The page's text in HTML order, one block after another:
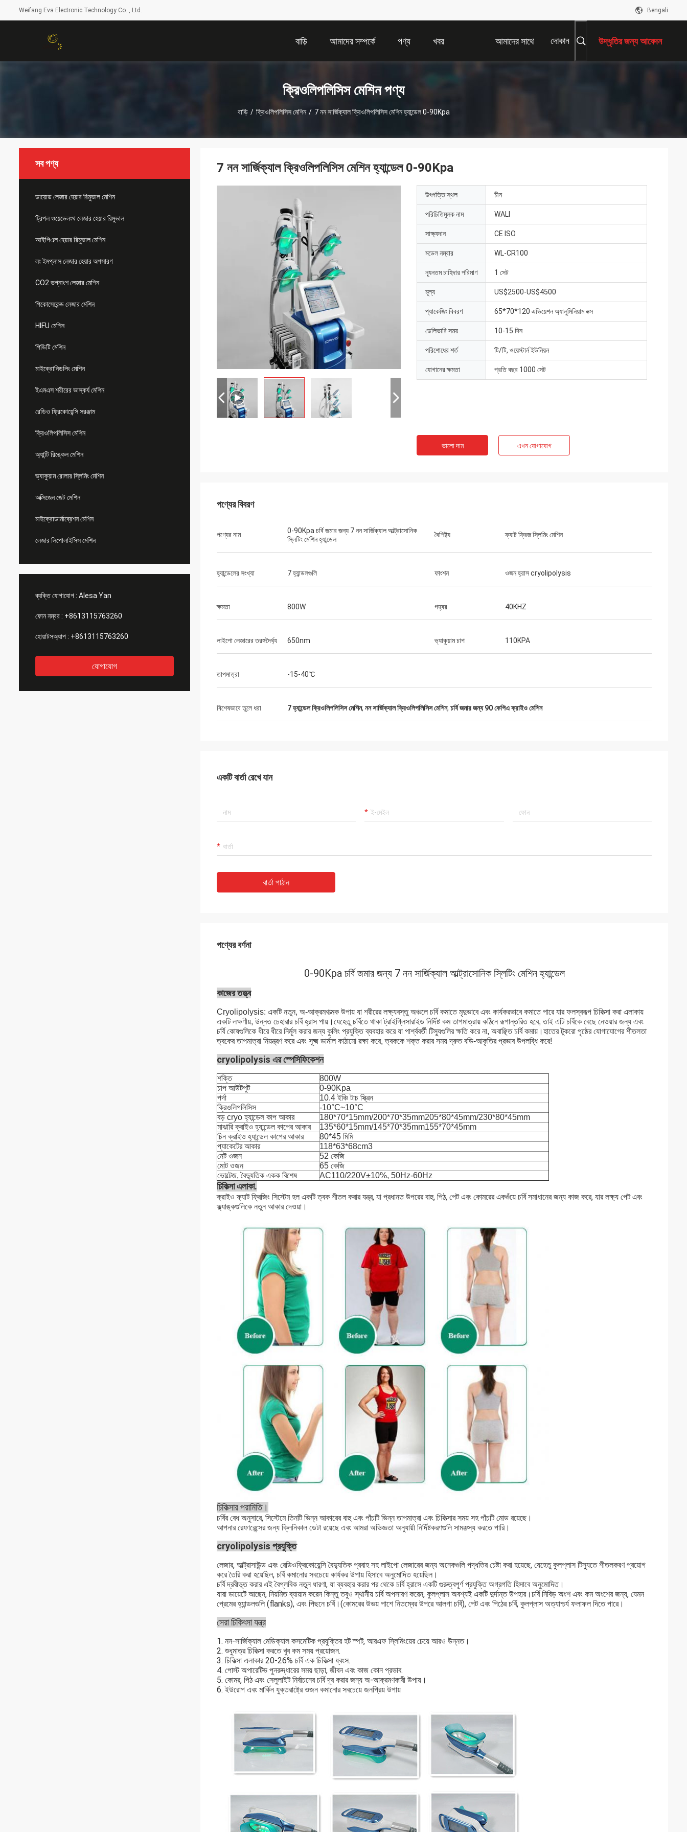
Weifang Eva Electronic Technology Co. , Ltd. Bengali
বাড়ি আমাদের সম্পর্কে পণ্য খবর আমাদের সাথে দোকান উদ্ধৃতির জন্য আবেদন
ক্রিওলিপলিসিস মেশিন পণ্য
বাড়ি / ক্রিওলিপলিসিস মেশিন / 7 নন সার্জিক্যাল ক্রিওলিপলিসিস মেশিন হ্যান্ডেল 0-90Kpa
সব পণ্য
ডায়োড লেজার হেয়ার রিমুভাল মেশিন
ট্রিপল ওয়েভেলংথ লেজার হেয়ার রিমুভাল
আইপিএল হেয়ার রিমুভাল মেশিন
লং ইমপ্লাস লেজার হেয়ার অপসারণ
CO2 ভগ্নাংশ লেজার মেশিন
পিকোসেকেন্ড লেজার মেশিন
HIFU মেশিন
পিডিটি মেশিন
মাইক্রোনিডলিং মেশিন
ইএমএস শরীরের ভাস্কর্য মেশিন
রেডিও ফ্রিকোয়েন্সি সরঞ্জাম
ক্রিওলিপলিসিস মেশিন
অ্যান্টি রিঙ্কেল মেশিন
ভ্যাকুয়াম রোলার স্লিমিং মেশিন
অক্সিজেন জেট মেশিন
মাইক্রোডার্মাব্রেশন মেশিন
লেজার লিপোলাইসিস মেশিন
ব্যক্তি যোগাযোগ : Alesa Yan
ফোন নম্বর : +8613115763260
হোয়াটসঅ্যাপ : +8613115763260
যোগাযোগ
7 নন সার্জিক্যাল ক্রিওলিপলিসিস মেশিন হ্যান্ডেল 0-90Kpa
উৎপত্তি স্থল চীন
পরিচিতিমুলক নাম WALI
সাক্ষ্যদান CE ISO
মডেল নম্বার WL-CR100
ন্যূনতম চাহিদার পরিমাণ 1 সেট
মূল্য US$2500-US$4500
প্যাকেজিং বিবরণ 65*70*120 এভিয়েশন অ্যালুমিনিয়াম বক্স
ডেলিভারি সময় 10-15 দিন
পরিশোধের শর্ত টি/টি, ওয়েস্টার্ন ইউনিয়ন
যোগানের ক্ষমতা প্রতি বছর 1000 সেট
ভালো দাম এখন যোগাযোগ
পণ্যের বিবরণ
পণ্যের নাম
0-90Kpa চর্বি জমার জন্য 7 নন সার্জিক্যাল আল্ট্রাসোনিক
স্লিটিং মেশিন হ্যান্ডেল
বৈশিষ্ট্য ফ্যাট ফ্রিজ স্লিমিং মেশিন
হ্যান্ডেলের সংখ্যা 7 হ্যান্ডলগুলি ফাংশন ওজন হ্রাস cryolipolysis
ক্ষমতা 800W গহ্বর 40KHZ
লাইপো লেজারের তরঙ্গদৈর্ঘ্য 650nm ভ্যাকুয়াম চাপ 110KPA
তাপমাত্রা -15-40℃
বিশেষভাবে তুলে ধরা 7 হ্যান্ডেল ক্রিওলিপলিসিস মেশিন, নন সার্জিক্যাল ক্রিওলিপলিসিস মেশিন, চর্বি জমার জন্য 90 কেপিএ ক্রাইও মেশিন
একটি বার্তা রেখে যান
বার্তা পাঠান
পণ্যের বর্ণনা
0-90Kpa চর্বি জমার জন্য 7 নন সার্জিক্যাল আল্ট্রাসোনিক স্লিটিং মেশিন হ্যান্ডেল
কাজের তত্ত্ব
Cryolipolysis: একটি নতুন, অ-আক্রমণাত্মক উপায় যা শরীরের লক্ষ্যবস্তু অঞ্চলে চর্বি কমাতে মৃদুভাবে এবং কার্যকরভাবে কমাতে পারে যার ফলস্বরূপ চিকিত্সা করা এলাকায়
একটি লক্ষণীয়, উন্নত চেহারার চর্বি হ্রাস পায়।যেহেতু চর্বিতে থাকা ট্রাইগ্লিসারাইড নির্দিষ্ট কম তাপমাত্রায় কঠিনে রূপান্তরিত হবে, তাই এটি চর্বিকে বেছে নেওয়ার জন্য এবং
চর্বি কোষগুলিকে ধীরে ধীরে নির্মূল করার জন্য কুলিং প্রযুক্তি ব্যবহার করে যা পার্শ্ববর্তী টিস্যুগুলির ক্ষতি করে না, অবাঞ্ছিত চর্বি কমায়।হাতের টুকরো পৃষ্ঠের যোগাযোগের শীতলতা
ত্বকের তাপমাত্রা নিয়ন্ত্রণ করে এবং সূক্ষ্ম ডার্মাল কাঠামো রক্ষা করে, ত্বককে শক্ত করার সময় দ্রুত বডি-আকৃতির প্রভাব উপলব্ধি করে!
cryolipolysis এর স্পেসিফিকেশন
শক্তি
800W
চাপ আউটপুট
0-90Kpa
পর্দা
10.4 ইঞ্চি টাচ স্ক্রিন
ক্রিওলিপলিসিস
-10°C~10°C
বড় cryo হ্যান্ডেল কাপ আকার
180*70*15mm/200*70*35mm205*80*45mm/230*80*45mm
মাঝারি ক্রাইও হ্যান্ডেল কাপের আকার
135*60*15mm/145*70*35mm155*70*45mm
চিন ক্রাইও হ্যান্ডেল কাপের আকার
80*45 মিমি
প্যাকেটের আকার
118*63*68cm3
নেট ওজন
52 কেজি
মোট ওজন
65 কেজি
ভোল্টেজ, বৈদ্যুতিক একক বিশেষ
AC110/220V±10%, 50Hz-60Hz
চিকিত্সা এলাকা.
ক্রাইও ফ্যাট ফ্রিজিং সিস্টেম হল একটি ত্বক শীতল করার যন্ত্র, যা প্রধানত উপরের বাহু, পিঠ, পেট এবং কোমরের একগুঁয়ে চর্বি সমাধানের জন্য কাজ করে, যার লক্ষ্য পেট এবং
ফ্ল্যাঙ্কগুলিকে নতুন আকার দেওয়া।
চিকিত্সার পরামিতি।
চর্বির বেধ অনুসারে, সিস্টেমে তিনটি ভিন্ন আকারের বাহু এবং পাঁচটি ভিন্ন তাপমাত্রা এবং চিকিত্সার সময় সহ পাঁচটি মোড রয়েছে।
আপনার রেফারেন্সের জন্য ক্লিনিকাল ডেটা রয়েছে এবং আমরা অভিজ্ঞতা অনুযায়ী নির্দিষ্টকরণগুলি সামঞ্জস্য করতে পারি।
cryolipolysis প্রযুক্তি
লেজার, আল্ট্রাসাউন্ড এবং রেডিওফ্রিকোয়েন্সি বৈদ্যুতিক প্রবাহ সহ লাইপো লেজারের জন্য অনেকগুলি পদ্ধতির চেষ্টা করা হয়েছে, যেহেতু কুলপ্লাস টিস্যুতে শীতলকরণ প্রয়োগ
করে তৈরি করা হয়েছিল, চর্বি কমানোর সবচেয়ে কার্যকর উপায় হিসাবে অনুমোদিত হয়েছিল।
চর্বি দ্রবীভূত করার এই বৈপ্লবিক নতুন ধারণা, যা ব্যবহার করার পর থেকে চর্বি হ্রাসে একটি গুরুত্বপূর্ণ প্রযুক্তি অগ্রগতি হিসাবে অনুমোদিত।
যারা ডায়েটে আছেন, নিয়মিত ব্যায়াম করেন কিন্তু তবুও স্থানীয় চর্বি অপসারণ করেন, কুলপ্লাস অবশ্যই একটি দুর্দান্ত উপহার।চর্বি নিবিড় অংশ এবং কম অংশের জন্য, যেমন
প্রেমের হ্যান্ডলগুলি (flanks), এবং পিছনে চর্বি।(কোমরের উভয় পাশে নিতম্বের উপরে আলগা চর্বি), পেট এবং পিঠের চর্বি, কুলপ্লাস অত্যাশ্চর্য ফলাফল দিতে পারে।
সেরা চিকিৎসা যন্ত্র
1. নন-সার্জিক্যাল মেডিক্যাল কসমেটিক প্রযুক্তির হট স্পট, আরএফ স্লিমিংয়ের চেয়ে আরও উন্নত।
2. শুধুমাত্র চিকিত্সা করতে খুব কম সময় প্রয়োজন.
3. চিকিত্সা এলাকার 20-26% চর্বি এক চিকিত্সা ধ্বংস.
4. পোস্ট অপারেটিভ পুনরুদ্ধারের সময় ছাড়া, জীবন এবং কাজ কোন প্রভাব.
5. কোমর, পিঠ এবং সেলুলাইট নির্বাচনের চর্বি দূর করার জন্য অ-আক্রমণকারী উপায়।
6. ইউরোপ এবং মার্কিন যুক্তরাষ্ট্রে ওজন কমানোর সবচেয়ে জনপ্রিয় উপায়